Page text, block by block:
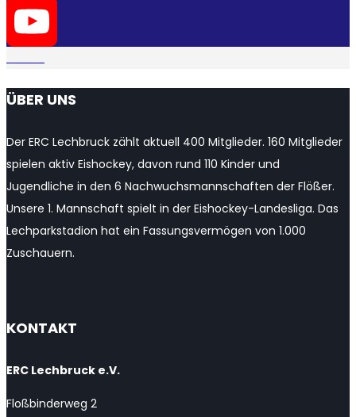
Twitter
ÜBER UNS
Der ERC Lechbruck zählt aktuell 400 Mitglieder. 160 Mitglieder
spielen aktiv Eishockey, davon rund 110 Kinder und
Jugendliche in den 6 Nachwuchsmannschaften der Flößer.
Unsere 1. Mannschaft spielt in der Eishockey-Landesliga. Das
Lechparkstadion hat ein Fassungsvermögen von 1.000
Zuschauern.
KONTAKT
ERC Lechbruck e.V.
Floßbinderweg 2